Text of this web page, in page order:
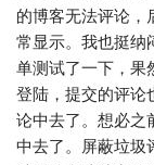
的博客无法评论，
常显示。我也挺纳
单测试了一下，果
登陆，提交的评论
论中去了。想必之
中去了。屏蔽垃圾